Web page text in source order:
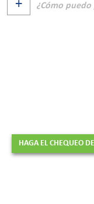
¿Cómo
HAGA EL CHEQUEO